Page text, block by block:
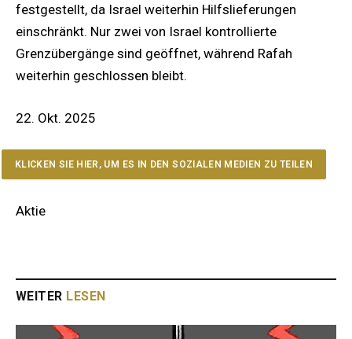
festgestellt, da Israel weiterhin Hilfslieferungen
einschränkt. Nur zwei von Israel kontrollierte
Grenzübergänge sind geöffnet, während Rafah
weiterhin geschlossen bleibt.
22. Okt. 2025
KLICKEN SIE HIER, UM ES IN DEN SOZIALEN MEDIEN ZU TEILEN
Aktie
WEITER LESEN